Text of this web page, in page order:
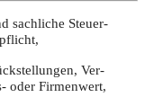
sach­li­che Steu­er­
Ver­
oder Firmenwert,